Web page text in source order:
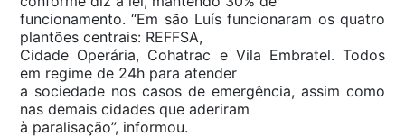
funcionamento. “Em são Luís funcionaram os quatro
plantões centrais: REFFSA,
Cidade Operária, Cohatrac e Vila Embratel. Todos
em regime de 24h para atender
a sociedade nos casos de emergência, assim como
nas demais cidades que aderiram
à paralisação”, informou.